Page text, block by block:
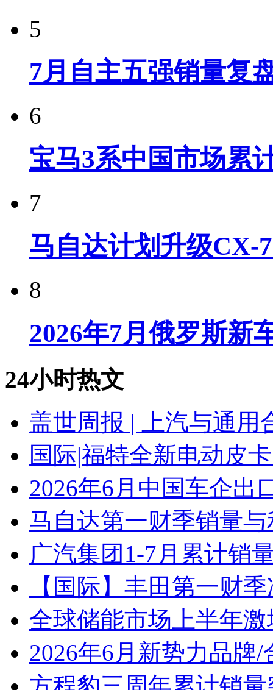
5
7月自主五强销量复
6
宝马3系中国市场累
7
马自达计划升级CX-
8
2026年7月俄罗斯新
24小时热文
盖世周报 | 上汽与通用
国际|福特全新电动皮
2026年6月中国车企出
马自达第一财季销量
广汽集团1-7月累计销
【国际】丰田第一财
全球储能市场上半年激
2026年6月新势力品牌